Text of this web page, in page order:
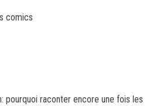
comics
pourquoi raconter encore une fois les